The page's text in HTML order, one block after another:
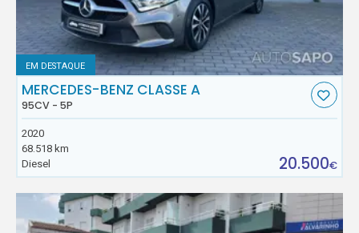
EM DESTAQUE
MERCEDES-BENZ CLASSE A
95CV - 5P
2020
68.518 km
Diesel
20.500€